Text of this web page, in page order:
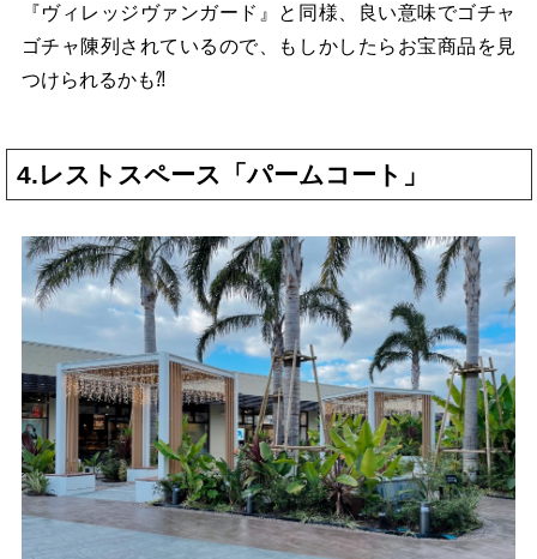
『ヴィレッジヴァンガード』と同様、良い意味でゴチャ
ゴチャ陳列されているので、もしかしたらお宝商品を見
つけられるかも⁈
4.レストスペース「パームコート」